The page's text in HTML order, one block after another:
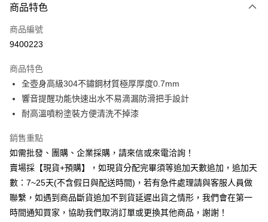
信用卡一次付款
信用卡分期付款
合作金庫商業銀行
華南商業銀行
彰化商業銀行
上海商業儲蓄銀行
台北富邦商業銀行
國泰世華商業銀行
匯豐（台灣）商業銀行
聯邦商業銀行
遠東國際商業銀行
元大商業銀行
永豐商業銀行
台新國際商業銀行
中國信託商業銀行
台灣樂天信用卡公司
6 期 0 利率 每期
華南商業銀行
彰化商業銀行
上海商業儲蓄銀行
臺灣中小企業銀行
匯豐（台灣）商業銀行
華泰商業銀行
聯邦商業銀行
遠東國際商業銀行
元大商業銀行
永豐商業銀行
玉山商業銀行
星展（台灣）商業銀行
台灣樂天信用卡公司
12 期 0 利率 每期 NT$105
合作金庫商業銀行
上海商業儲蓄銀行
國泰世華商業銀行
兆豐國際商業銀行
臺灣中小企業銀行
台中商業銀行
匯豐（台灣）商業銀行
華泰商業銀行
聯邦商業銀行
遠東國際商業銀行
元大商業銀行
永豐商業銀行
玉山商業銀行
星展（台灣）商業銀行
超商取貨付款
LINE Pay
Apple Pay
街口支付
悠遊付
商品特色
商品編號
9400223
商品特色
全壺身高級304不鏽鋼材質極厚厚度0.7mm
響音提醒功能快速出水不易滴漏防滑把手設計
耐高溫噴粉塗裝方便清洗不掉漆
銷售重點
如需批發、團購、企業採購，請來信或來電洽詢！
賣場採【現貨+預購】，如現貨分配完畢須等追加天數追加，追加天
數：7~25天(不含假日與配送時間)，若有急件處理請與客服人員做
聯繫，如遇到商品斷貨追加不到貨延遲出貨之情形，我們會在第一
時間通知買家，協助我們取消訂單或更換其他商品，謝謝！